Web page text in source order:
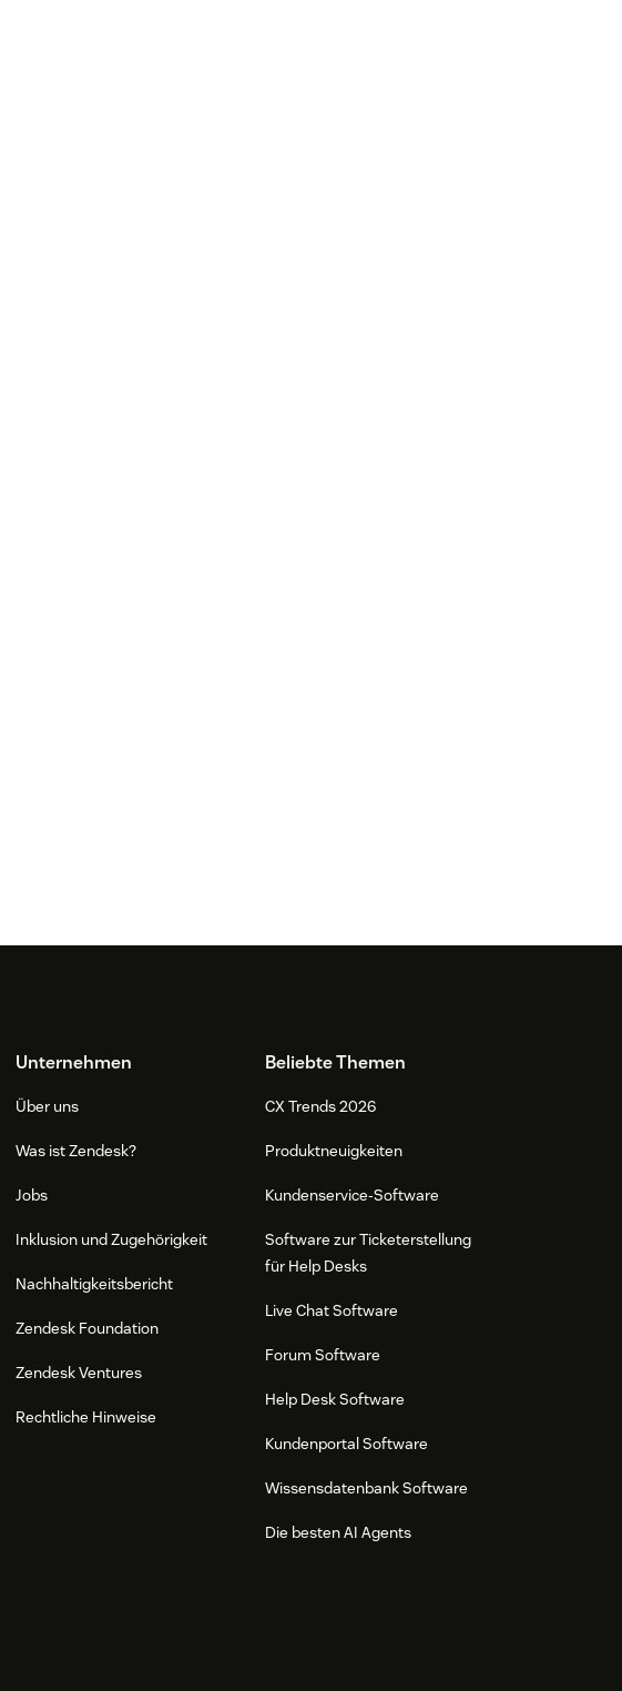
Unternehmen
Über uns
Was ist Zendesk?
Jobs
Inklusion und Zugehörigkeit
Nachhaltigkeitsbericht
Zendesk Foundation
Zendesk Ventures
Rechtliche Hinweise
Beliebte Themen
CX Trends 2026
Produktneuigkeiten
Kundenservice-Software
Software zur Ticketerstellung
für Help Desks
Live Chat Software
Forum Software
Help Desk Software
Kundenportal Software
Wissensdatenbank Software
Die besten AI Agents